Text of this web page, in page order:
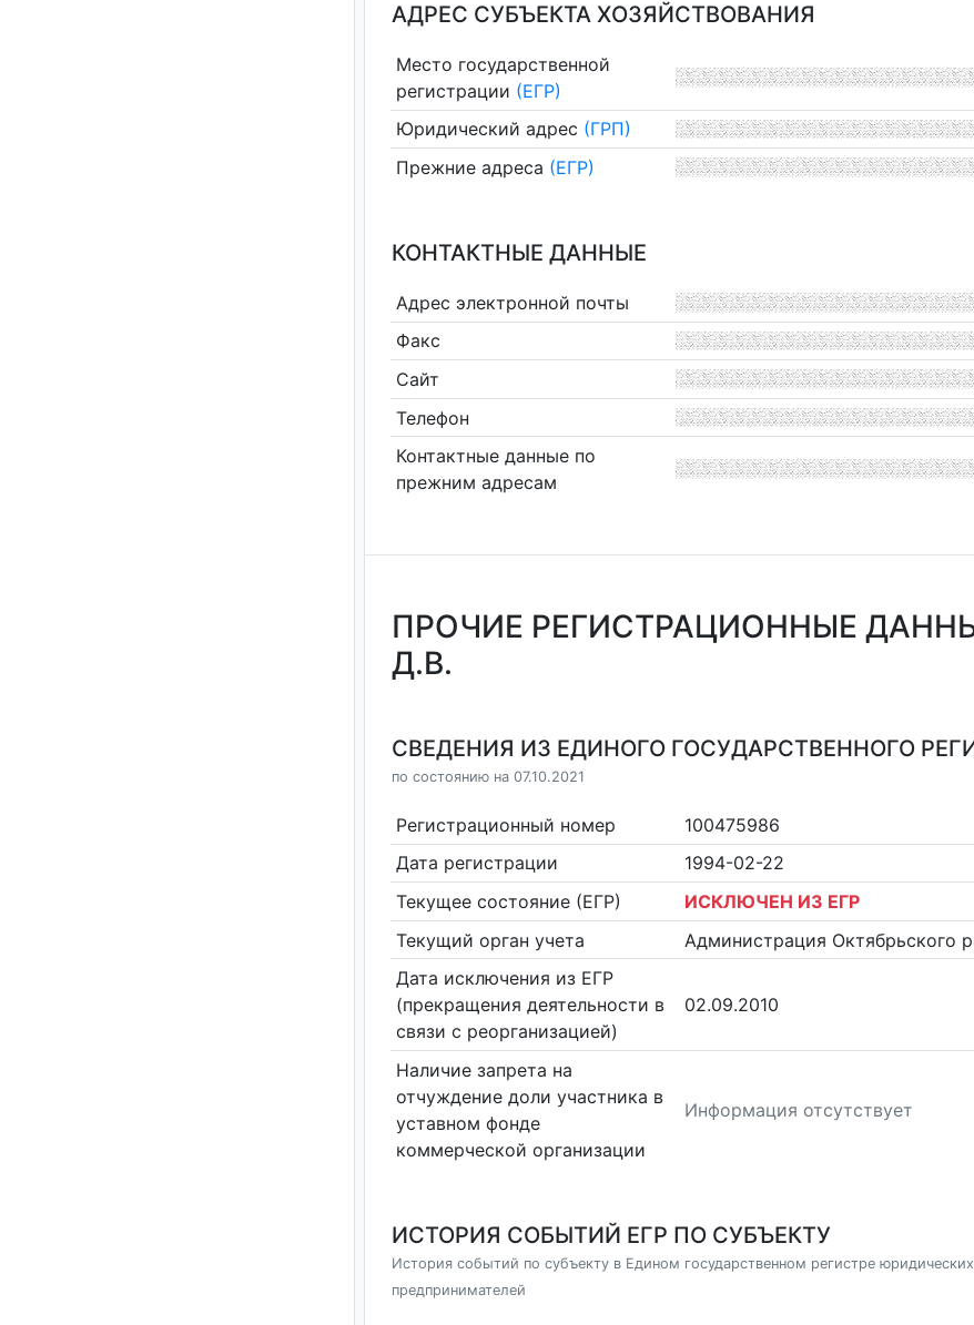
АДРЕС СУБЪЕКТА ХОЗЯЙСТВОВАНИЯ
Место государственной
регистрации (ЕГР)
Юридический адрес (ГРП)
Прежние адреса (ЕГР)
КОНТАКТНЫЕ ДАННЫЕ
Адрес электронной почты
Факс
Сайт
Телефон
Контактные данные по
прежним адресам
ПРОЧИЕ РЕГИСТРАЦИОННЫЕ
Д.В.
СВЕДЕНИЯ ИЗ ЕДИНОГО ГОСУДАРСТВЕННОГО
по состоянию на 07.10.2021
Регистрационный номер
100475986
Дата регистрации
1994-02-22
Текущее состояние (ЕГР)
ИСКЛЮЧЕН ИЗ ЕГР
Текущий орган учета
Администрация Октябрьского
Дата исключения из ЕГР
(прекращения деятельности в
связи с реорганизацией)
02.09.2010
Наличие запрета на
отчуждение доли участника в
уставном фонде
коммерческой организации
Информация отсутствует
ИСТОРИЯ СОБЫТИЙ ЕГР ПО СУБЪЕКТУ
История событий по субъекту в Едином государственном регистре
предпринимателей